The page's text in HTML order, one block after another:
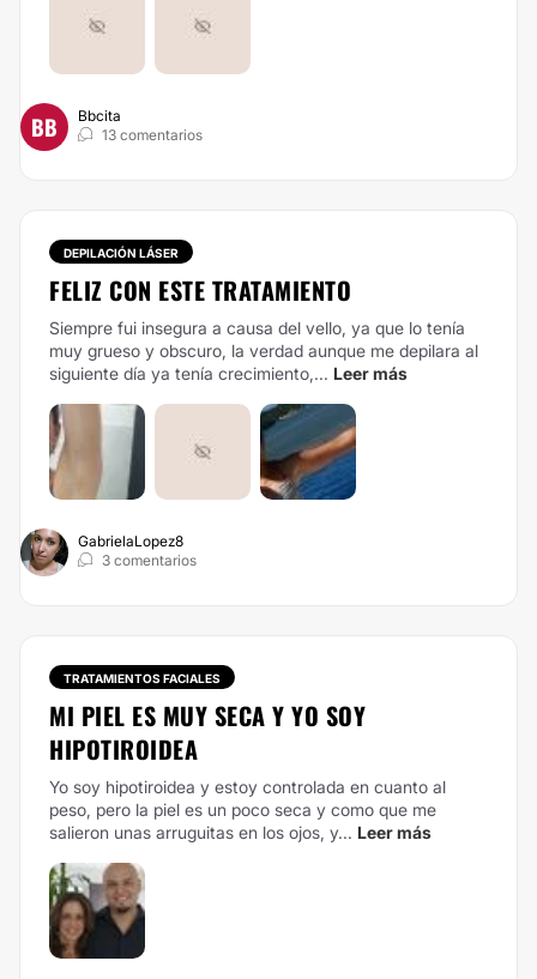
BB
Bbcita
13 comentarios
DEPILACIÓN LÁSER
FELIZ CON ESTE TRATAMIENTO
Siempre fui insegura a causa del vello, ya que lo tenía
muy grueso y obscuro, la verdad aunque me depilara al
siguiente día ya tenía crecimiento,... Leer más
GabrielaLopez8
3 comentarios
TRATAMIENTOS FACIALES
MI PIEL ES MUY SECA Y YO SOY
HIPOTIROIDEA
Yo soy hipotiroidea y estoy controlada en cuanto al
peso, pero la piel es un poco seca y como que me
salieron unas arruguitas en los ojos, y... Leer más